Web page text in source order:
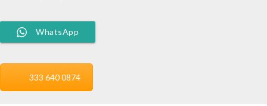
WhatsApp
333 640 0874